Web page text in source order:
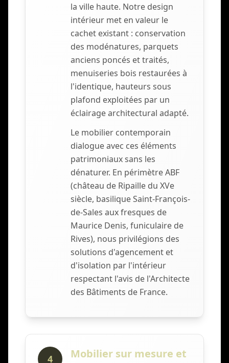
la ville haute. Notre design
intérieur met en valeur le
cachet existant : conservation
des modénatures, parquets
anciens poncés et traités,
menuiseries bois restaurées à
l'identique, hauteurs sous
plafond exploitées par un
éclairage architectural adapté.
Le mobilier contemporain
dialogue avec ces éléments
patrimoniaux sans les
dénaturer. En périmètre ABF
(château de Ripaille du XVe
siècle, basilique Saint-François-
de-Sales aux fresques de
Maurice Denis, funiculaire de
Rives), nous privilégions des
solutions d'agencement et
d'isolation par l'intérieur
respectant l'avis de l'Architecte
des Bâtiments de France.
4
Mobilier sur mesure et